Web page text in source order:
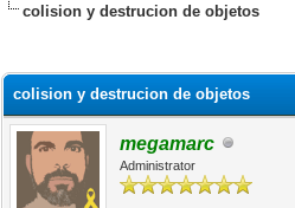
colision y destrucion de objetos
colision y destrucion de objetos
megamarc
Administrator